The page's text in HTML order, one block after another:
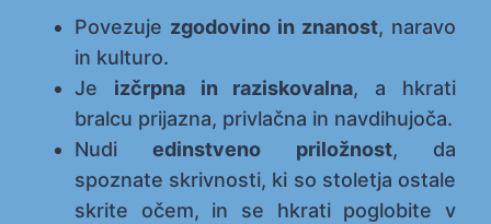
Povezuje zgodovino in znanost, naravo
in kulturo.
Je izčrpna in raziskovalna, a hkrati
bralcu prijazna, privlačna in navdihujoča.
Nudiedinstveno priložnost, da
spoznate skrivnosti, ki so stoletja ostale
skrite očem, in se hkrati poglobite v